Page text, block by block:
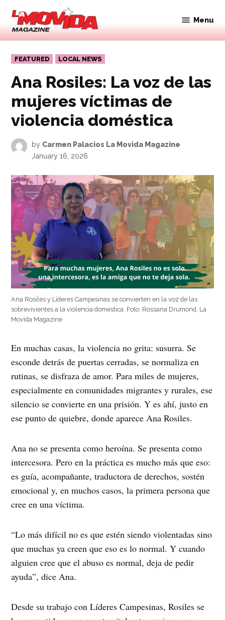
Skip
content
Movida
Magazine
Menu
POSTED
IN
FEATURED LOCAL NEWS
Ana Rosiles: La voz de las
mujeres víctimas de
violencia doméstica
by Carmen Palacios La Movida Magazine
January 16, 2026
Ana Rosiles y Líderes Campesinas se convierten en la voz de las
sobrevivientes a la violencia doméstica. Foto: Rossana Drumond, La
Movida Magazine
En muchas casas, la violencia no grita: susurra. Se
esconde detrás de puertas cerradas, se normaliza en
rutinas, se disfraza de amor. Para miles de mujeres,
especialmente en comunidades migrantes y rurales, ese
silencio se convierte en una prisión. Y es ahí, justo en
ese punto de quiebre, donde aparece Ana Rosiles.
Ana no se presenta como heroína. Se presenta como
intercesora. Pero en la práctica es mucho más que eso:
es guía, acompañante, traductora de derechos, sostén
emocional y, en muchos casos, la primera persona que
cree en una víctima.
“Lo más difícil no es que estén siendo violentadas sino
que muchas ya creen que eso es lo normal. Y cuando
alguien cree que el abuso es normal, deja de pedir
ayuda”, dice Ana.
Desde su trabajo con Líderes Campesinas, Rosiles se